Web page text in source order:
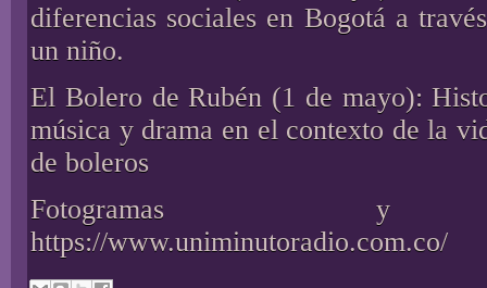
diferencias sociales en Bogotá a
un niño.
El Bolero de Rubén (1 de mayo):
música y drama en el contexto de la
de boleros
Fotogramas y
https://www.uniminutoradio.com.co/